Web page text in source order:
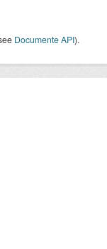
Documente API).